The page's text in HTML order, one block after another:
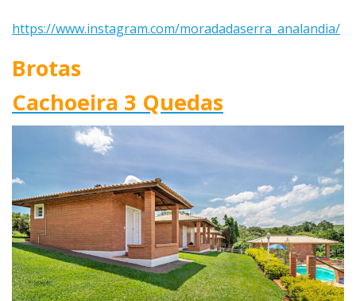
https://www.instagram.com/moradadaserra_analandia/
Brotas
Cachoeira 3 Quedas